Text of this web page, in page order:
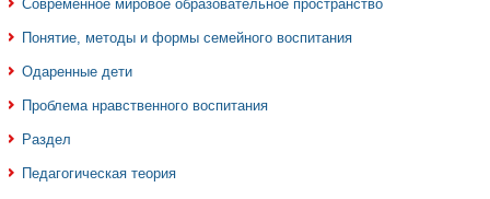
Современное мировое образовательное пространство
Понятие, методы и формы семейного воспитания
Одаренные дети
Проблема нравственного воспитания
Раздел
Педагогическая теория